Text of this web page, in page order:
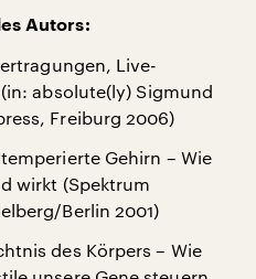
Autors:
Live-
absolute(ly) Sigmund
Freiburg 2006)
Gehirn – Wie
wirkt (Spektrum
Berlin 2001)
des Körpers – Wie